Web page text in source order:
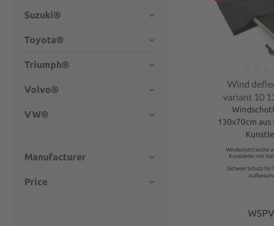
Suzuki®
Toyota®
Triumph®
Volvo®
VW®
Manufacturer
Price
Average
Wind
variant 10
130x70cm aus
Windschotttasche
Kunstleder mit
Sicherer Schutz für